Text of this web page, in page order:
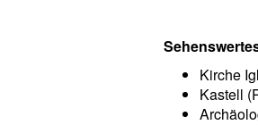
Kirche
Kastell